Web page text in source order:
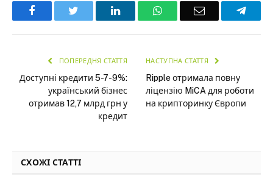
Facebook LinkedInWhatsAppEmail
ПОПЕРЕДНЯ СТАТТЯ
Доступні кредити 5-7-9%:
український бізнес
отримав 12,7 млрд грн у
кредит
НАСТУПНА СТАТТЯ
Ripple отримала повну
ліцензію MiCA для роботи
на крипторинку Європи
СХОЖІ СТАТТІ